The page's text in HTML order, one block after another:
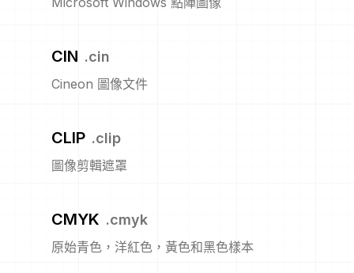
CIN .cin
Cineon 圖像文件
CLIP .clip
圖像剪輯遮罩
CMYK .cmyk
原始青色，洋紅色，黃色和黑色樣本